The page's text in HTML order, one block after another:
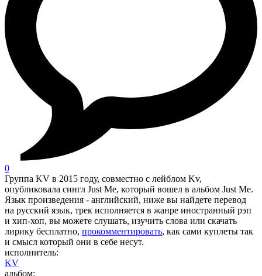
0
Группа KV в 2015 году, совместно с лейблом Kv,
опубликовала сингл Just Me, который вошел в альбом Just Me.
Язык произведения - английский, ниже вы найдете перевод
на русский язык, трек исполняется в жанре иностранный рэп
и хип-хоп, вы можете слушать, изучить слова или скачать
лирику бесплатно, прокомментировать, как сами куплеты так
и смысл который они в себе несут.
исполнитель:
KV
альбом: